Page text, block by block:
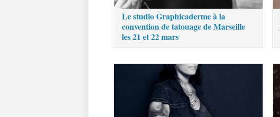
Le studio Graphicaderme à la
convention de tatouage de Marseille
les 21 et 22 mars